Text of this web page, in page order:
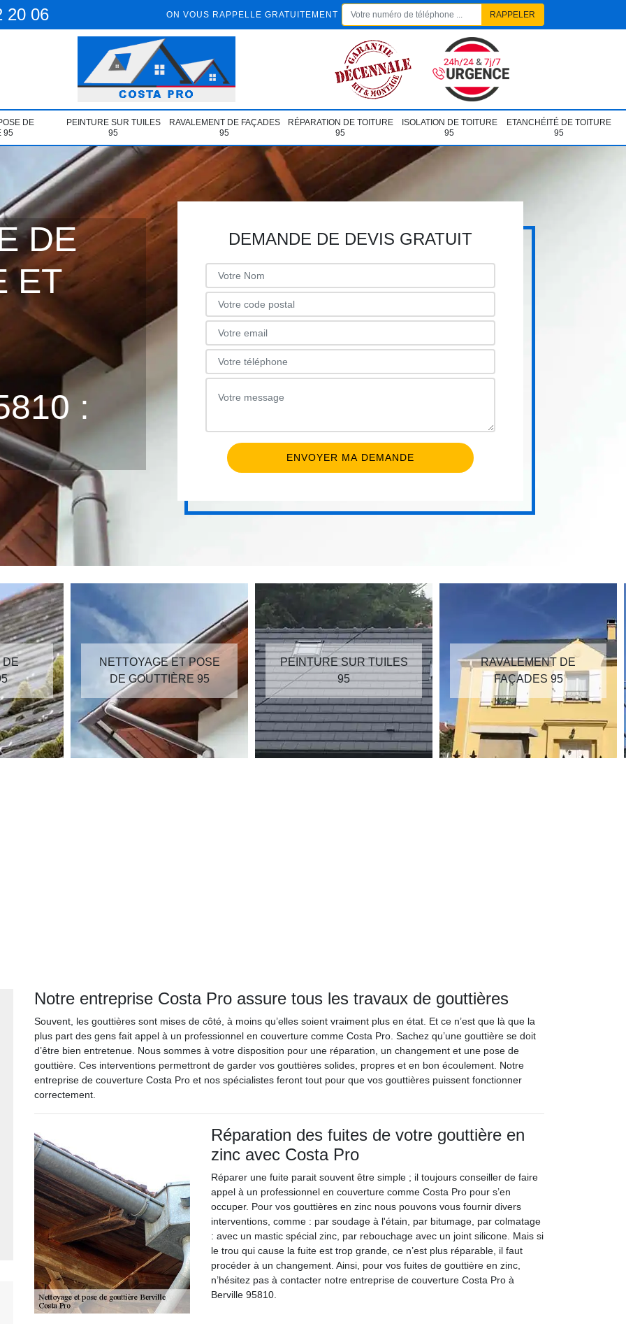
20 06 ON VOUS RAPPELLE GRATUITEMENT
DE
95
PEINTURE SUR TUILES
95
RAVALEMENT DE FAÇADES
95
RÉPARATION DE TOITURE
95
ISOLATION DE TOITURE
95
ETANCHÉITÉ DE TOITURE
95
DE
ET
:
DEMANDE DE DEVIS GRATUIT
ET POSE
95
PEINTURE SUR TUILES
95
RAVALEMENT DE
FAÇADES 95
RÉPARATION DE
TOITURE 95
Notre entreprise Costa Pro assure tous les travaux de gouttières
Souvent, les gouttières sont mises de côté, à moins qu’elles soient vraiment plus en état. Et ce n’est que là que la
plus part des gens fait appel à un professionnel en couverture comme Costa Pro. Sachez qu’une gouttière se doit
d’être bien entretenue. Nous sommes à votre disposition pour une réparation, un changement et une pose de
gouttière. Ces interventions permettront de garder vos gouttières solides, propres et en bon écoulement. Notre
entreprise de couverture Costa Pro et nos spécialistes feront tout pour que vos gouttières puissent fonctionner
correctement.
Réparation des fuites de votre gouttière en
zinc avec Costa Pro
Réparer une fuite parait souvent être simple ; il toujours conseiller de faire
appel à un professionnel en couverture comme Costa Pro pour s’en
occuper. Pour vos gouttières en zinc nous pouvons vous fournir divers
interventions, comme : par soudage à l'étain, par bitumage, par colmatage
: avec un mastic spécial zinc, par rebouchage avec un joint silicone. Mais si
le trou qui cause la fuite est trop grande, ce n’est plus réparable, il faut
procéder à un changement. Ainsi, pour vos fuites de gouttière en zinc,
n’hésitez pas à contacter notre entreprise de couverture Costa Pro à
Berville 95810.